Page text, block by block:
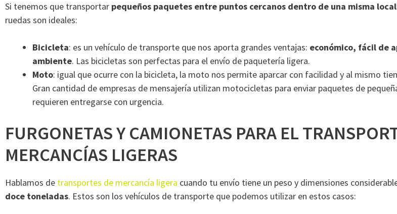
Si tenemos que transportar pequeños paquetes entre puntos cercanos dentro de una misma
ruedas son ideales:
Bicicleta: es un vehículo de transporte que nos aporta grandes ventajas: económico, fácil de
ambiente. Las bicicletas son perfectas para el envío de paquetería ligera.
Moto: igual que ocurre con la bicicleta, la moto nos permite aparcar con facilidad y al mismo
Gran cantidad de empresas de mensajería utilizan motocicletas para enviar paquetes de
requieren entregarse con urgencia.
FURGONETAS Y CAMIONETAS PARA EL
MERCANCÍAS LIGERAS
Hablamos de transportes de mercancía ligera cuando tu envío tiene un peso y dimensiones
doce toneladas. Estos son los vehículos de transporte que podemos utilizar en estos casos: